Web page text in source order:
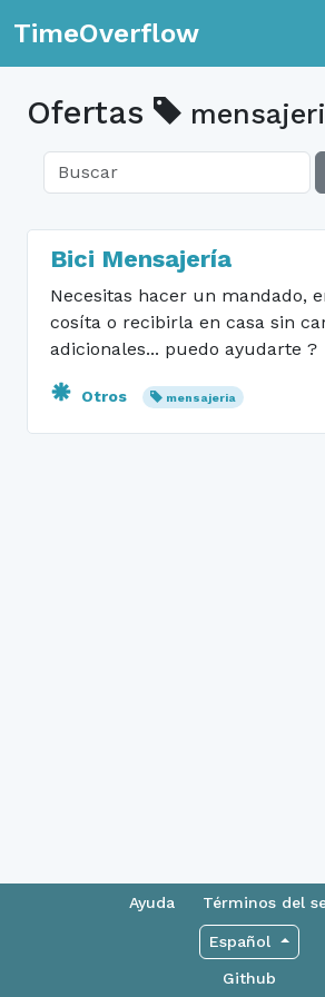
TimeOverflow
Ofertas
Bici Mensajería
Necesitas hacer un mandado,
cosíta o recibirla en casa sin
adicionales... puedo ayudarte ?
Otros mensajeria
Ayuda Términos del
Español
Github